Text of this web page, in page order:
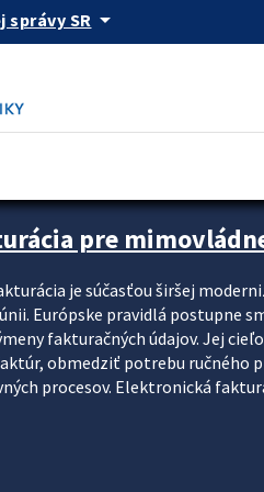
správy SR arrow_drop_down
pre
je súčasťou širšej
Európske pravidlá postupne
fakturačných údajov. Jej
obmedziť potrebu ručného
procesov. Elektronická